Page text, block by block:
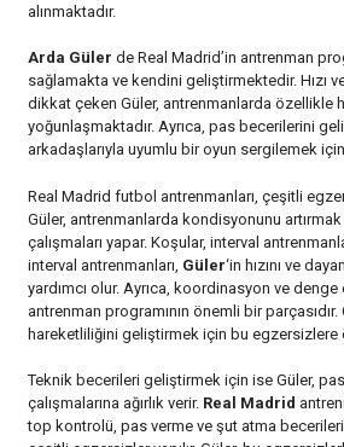
alınmaktadır.
Arda Güler de Real Madrid’in antrenman
sağlamakta ve kendini geliştirmektedir. Hızı
dikkat çeken Güler, antrenmanlarda özellikle
yoğunlaşmaktadır. Ayrıca, pas becerilerini
arkadaşlarıyla uyumlu bir oyun sergilemek
Real Madrid futbol antrenmanları, çeşitli
Güler, antrenmanlarda kondisyonunu artırmak
çalışmaları yapar. Koşular, interval
interval antrenmanları, Güler‘in hızını ve
yardımcı olur. Ayrıca, koordinasyon ve denge
antrenman programının önemli bir
hareketliliğini geliştirmek için bu egzersizlere
Teknik becerileri geliştirmek için ise Güler,
çalışmalarına ağırlık verir. Real Madrid
top kontrolü, pas verme ve şut atma